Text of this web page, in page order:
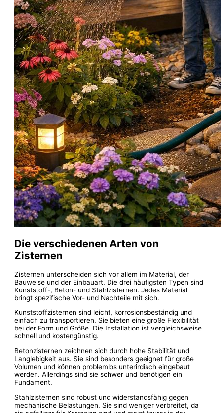
Die verschiedenen Arten von
Zisternen
Zisternen unterscheiden sich vor allem im Material, der
Bauweise und der Einbauart. Die drei häufigsten Typen sind
Kunststoff-, Beton- und Stahlzisternen. Jedes Material
bringt spezifische Vor- und Nachteile mit sich.
Kunststoffzisternen sind leicht, korrosionsbeständig und
einfach zu transportieren. Sie bieten eine große Flexibilität
bei der Form und Größe. Die Installation ist vergleichsweise
schnell und kostengünstig.
Betonzisternen zeichnen sich durch hohe Stabilität und
Langlebigkeit aus. Sie sind besonders geeignet für große
Volumen und können problemlos unterirdisch eingebaut
werden. Allerdings sind sie schwer und benötigen ein
Fundament.
Stahlzisternen sind robust und widerstandsfähig gegen
mechanische Belastungen. Sie sind weniger verbreitet, da